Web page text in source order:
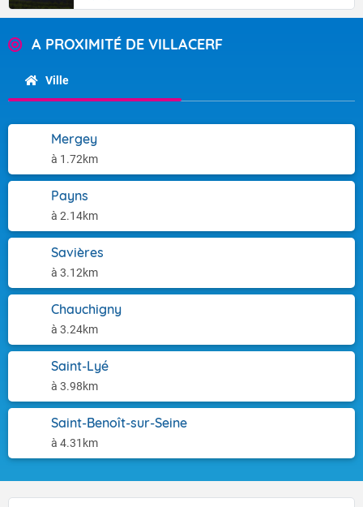
A PROXIMITÉ DE VILLACERF
Ville
Mergey
à 1.72km
Payns
à 2.14km
Savières
à 3.12km
Chauchigny
à 3.24km
Saint-Lyé
à 3.98km
Saint-Benoît-sur-Seine
à 4.31km